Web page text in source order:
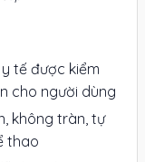
tế được kiểm
cho người dùng
không tràn, tự
thao